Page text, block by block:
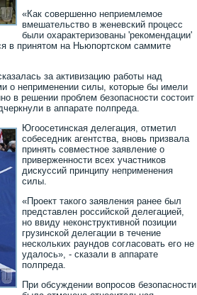
«Как совершенно неприемлемое
вмешательство в женевский процесс
были охарактеризованы 'рекомендации'
в принятом на Ньюпортском саммите
за активизацию работы над
о неприменении силы, которые бы имели
в решении проблем безопасности состоит
в аппарате полпреда.
Югоосетинская делегация, отметил
собеседник агентства, вновь призвала
принять совместное заявление о
приверженности всех участников
дискуссий принципу неприменения
силы.
«Проект такого заявления ранее был
представлен российской делегацией,
но ввиду неконструктивной позиции
грузинской делегации в течение
нескольких раундов согласовать его не
удалось», - сказали в аппарате
полпреда.
При обсуждении вопросов безопасности